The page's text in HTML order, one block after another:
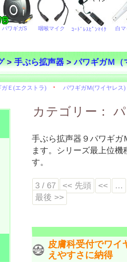
>手ぶら拡声器>パワギガＭ（
カテゴリー：
手ぶら拡声器９パワギガ
ます。シリーズ最上位
す。
3 / 67 << 先頭 <<
…
最後 >>
皮膚科受付でワ
えやすさに納得